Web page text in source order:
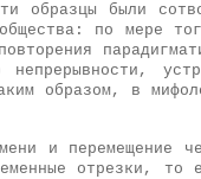
образцы были
по мере
непрерывности,
образом, в
и перемещение
отрезки, то